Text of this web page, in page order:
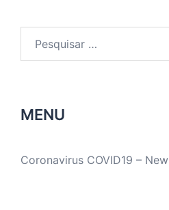
MENU
Coronavirus COVID19 –